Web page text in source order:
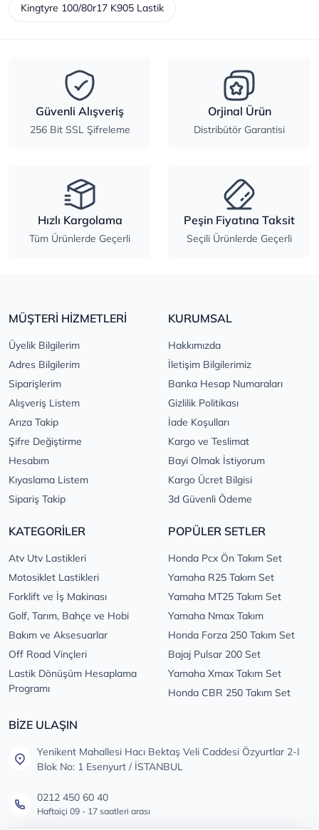
Kingtyre 100/80r17 K905 Lastik
Güvenli Alışveriş
256 Bit SSL Şifreleme
Orjinal Ürün
Distribütör Garantisi
Hızlı Kargolama
Tüm Ürünlerde Geçerli
Peşin Fiyatına Taksit
Seçili Ürünlerde Geçerli
MÜŞTERİ HİZMETLERİ
Üyelik Bilgilerim
Adres Bilgilerim
Siparişlerim
Alışveriş Listem
Arıza Takip
Şifre Değiştirme
Hesabım
Kıyaslama Listem
Sipariş Takip
KURUMSAL
Hakkımızda
İletişim Bilgilerimiz
Banka Hesap Numaraları
Gizlilik Politikası
İade Koşulları
Kargo ve Teslimat
Bayi Olmak İstiyorum
Kargo Ücret Bilgisi
3d Güvenli Ödeme
KATEGORİLER
Atv Utv Lastikleri
Motosiklet Lastikleri
Forklift ve İş Makinası
Golf, Tarım, Bahçe ve Hobi
Bakım ve Aksesuarlar
Off Road Vinçleri
Lastik Dönüşüm Hesaplama
Programı
POPÜLER SETLER
Honda Pcx Ön Takım Set
Yamaha R25 Takım Set
Yamaha MT25 Takım Set
Yamaha Nmax Takım
Honda Forza 250 Takım Set
Bajaj Pulsar 200 Set
Yamaha Xmax Takım Set
Honda CBR 250 Takım Set
BİZE ULAŞIN
Yenikent Mahallesi Hacı Bektaş Veli Caddesi Özyurtlar 2-I
Blok No: 1 Esenyurt / İSTANBUL
0212 450 60 40
Haftaiçi 09 - 17 saatleri arası